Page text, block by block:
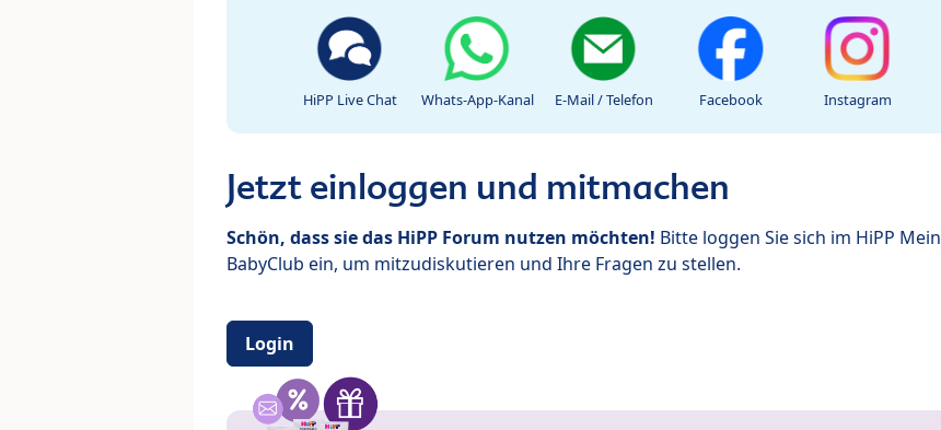
HiPP Live Chat Whats-App-Kanal E-Mail / Telefon Facebook Instagram
Jetzt einloggen und mitmachen
Schön, dass sie das HiPP Forum nutzen möchten! Bitte loggen Sie sich im HiPP Mein
BabyClub ein, um mitzudiskutieren und Ihre Fragen zu stellen.
Login